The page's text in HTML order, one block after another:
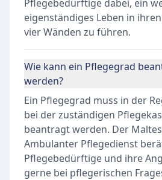
Pflegebedürftige dabei, ein
eigenständiges Leben in
vier Wänden zu führen.
Wie kann ein Pflegegrad
werden?
Ein Pflegegrad muss in der
bei der zuständigen
beantragt werden. Der
Ambulanter Pflegedienst
Pflegebedürftige und ihre
gerne bei pflegerischen